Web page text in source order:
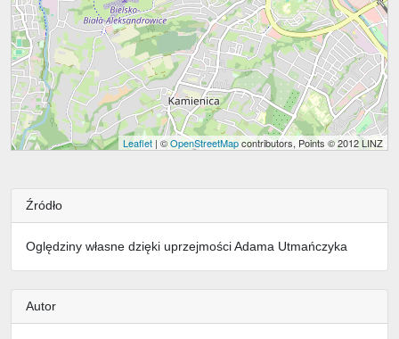
Leaflet| ©OpenStreetMapcontributors, Points © 2012 LINZ
Źródło
Oględziny własne dzięki uprzejmości Adama Utmańczyka
Autor